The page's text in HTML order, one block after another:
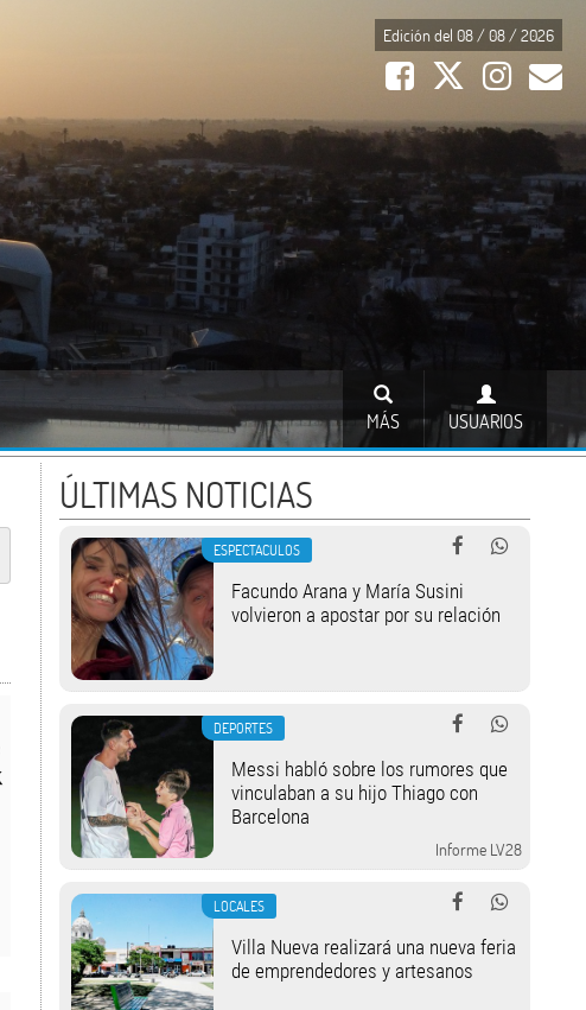
Edición del 08 / 08 / 2026
USUARIOS
MÁS
ÚLTIMAS NOTICIAS
ESPECTACULOS
Facundo Arana y María Susini
volvieron a apostar por su relación
DEPORTES
Messi habló sobre los rumores que
vinculaban a su hijo Thiago con
Barcelona
Informe LV28
LOCALES
Villa Nueva realizará una nueva feria
de emprendedores y artesanos